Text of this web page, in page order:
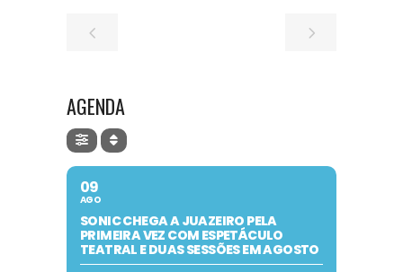
AGENDA
09
AGO
SONIC CHEGA A JUAZEIRO PELA
PRIMEIRA VEZ COM ESPETÁCULO
TEATRAL E DUAS SESSÕES EM AGOSTO